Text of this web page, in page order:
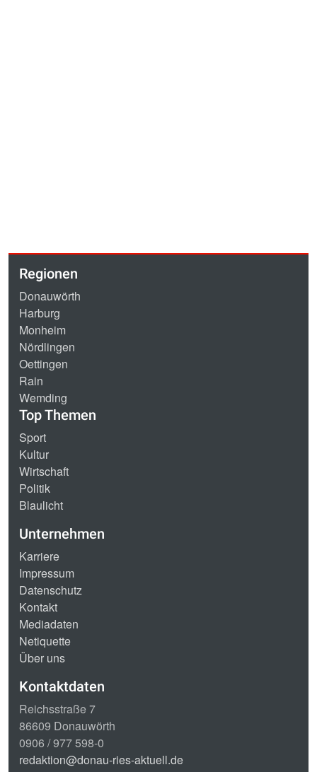
Regionen
Donauwörth
Harburg
Monheim
Nördlingen
Oettingen
Rain
Wemding
Top Themen
Sport
Kultur
Wirtschaft
Politik
Blaulicht
Unternehmen
Karriere
Impressum
Datenschutz
Kontakt
Mediadaten
Netiquette
Über uns
Kontaktdaten
Reichsstraße 7
86609 Donauwörth
0906 / 977 598-0
redaktion@donau-ries-aktuell.de